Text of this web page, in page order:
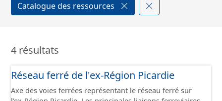
Catalogue des ressources
4 résultats
Réseau ferré de l'ex-Région Picardie
Axe des voies ferrées représentant le réseau ferré sur